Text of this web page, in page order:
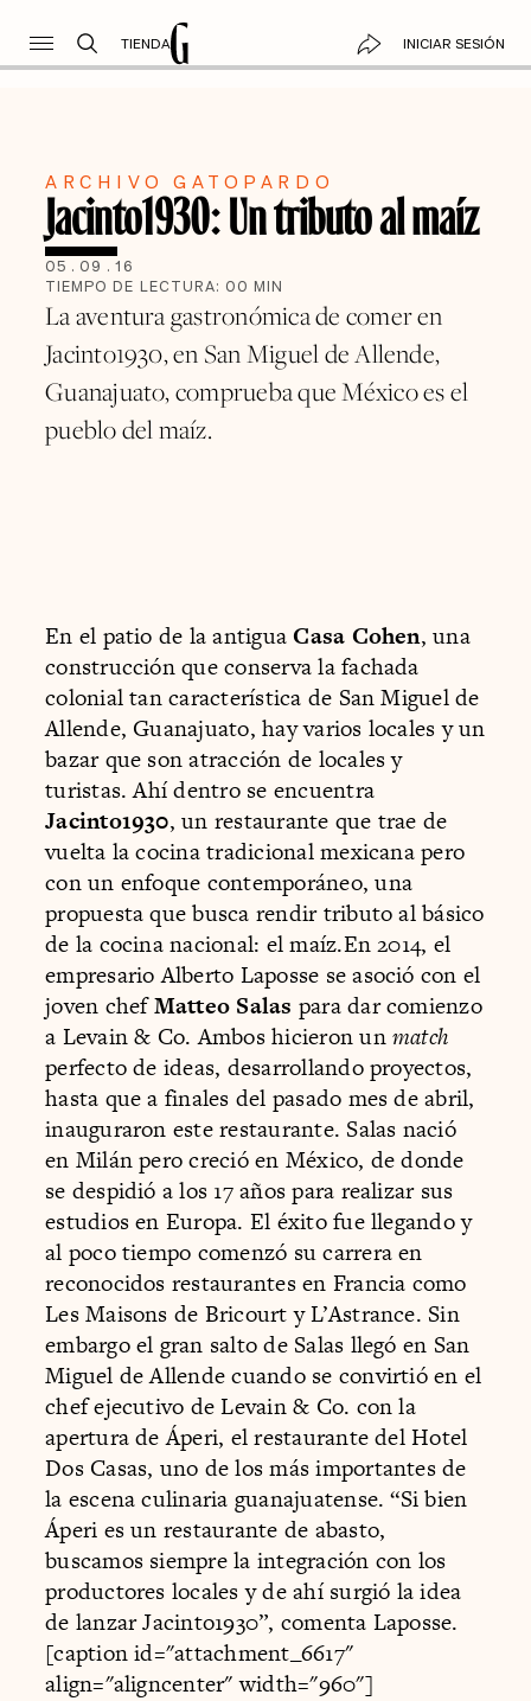
TIENDA INICIAR SESIÓN
ARCHIVO GATOPARDO
Jacinto1930: Un tributo al maíz
05 . 09 . 16
TIEMPO DE LECTURA: 00 MIN
La aventura gastronómica de comer en
Jacinto1930, en San Miguel de Allende,
Guanajuato, comprueba que México es el
pueblo del maíz.
En el patio de la antiguaCasa Cohen, una
construcción que conserva la fachada
colonial tan característica de San Miguel de
Allende, Guanajuato, hay varios locales y un
bazar que son atracción de locales y
turistas. Ahí dentro se encuentra
Jacinto1930, un restaurante que trae de
vuelta la cocina tradicional mexicana pero
con un enfoque contemporáneo, una
propuesta que busca rendir tributo al básico
de la cocina nacional: el maíz.En 2014, el
empresario Alberto Laposse se asoció con el
joven chefMatteo Salas para dar comienzo
a Levain & Co. Ambos hicieron unmatch
perfecto de ideas, desarrollando proyectos,
hasta que a finales del pasado mes de abril,
inauguraron este restaurante. Salas nació
en Milán pero creció en México, de donde
se despidió a los 17 años para realizar sus
estudios en Europa. El éxito fue llegando y
al poco tiempo comenzó su carrera en
reconocidos restaurantes en Francia como
Les Maisons de Bricourt y L’Astrance. Sin
embargo el gran salto de Salas llegó en San
Miguel de Allende cuando se convirtió en el
chef ejecutivo de Levain & Co. con la
apertura de Áperi, el restaurante del Hotel
Dos Casas, uno de los más importantes de
la escena culinaria guanajuatense. “Si bien
Áperi es un restaurante de abasto,
buscamos siempre la integración con los
productores locales y de ahí surgió la idea
de lanzar Jacinto1930”, comenta Laposse.
[caption id="attachment_6617"
align="aligncenter" width="960"]